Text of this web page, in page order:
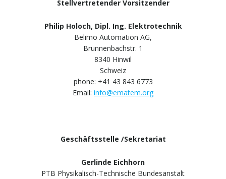
Stellvertretender Vorsitzender
Philip Holoch, Dipl. Ing. Elektrotechnik
Belimo Automation AG,
Brunnenbachstr. 1
8340 Hinwil
Schweiz
phone: +41 43 843 6773
Email: info@ematem.org
Geschäftsstelle /Sekretariat
Gerlinde Eichhorn
PTB Physikalisch-Technische Bundesanstalt